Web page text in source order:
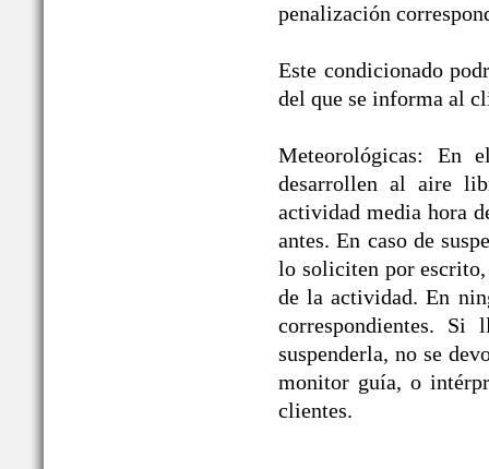
penalización
Este condicionado
del que se informa al
Meteorológicas: En
desarrollen al aire
actividad media hora
antes. En caso de
lo soliciten por
de la actividad. En
correspondientes. Si
suspenderla, no se
monitor guía, o
clientes.